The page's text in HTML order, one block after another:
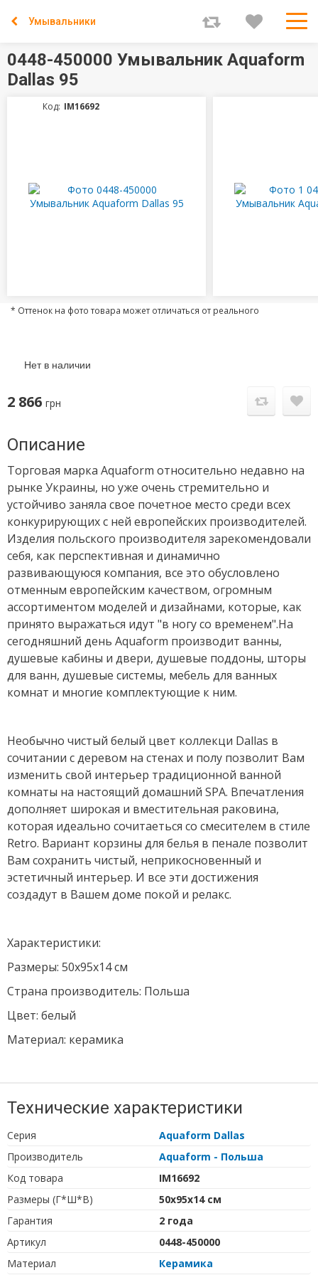
Умывальники
0448-450000 Умывальник Aquaform
Dallas 95
Код: IM16692
* Оттенок на фото товара может отличаться от реального
Нет в наличии
2 866 грн
Описание
Торговая марка Aquaform относительно недавно на
рынке Украины, но уже очень стремительно и
устойчиво заняла свое почетное место среди всех
конкурирующих с ней европейских производителей.
Изделия польского производителя зарекомендовали
себя, как перспективная и динамично
развивающуюся компания, все это обусловлено
отменным европейским качеством, огромным
ассортиментом моделей и дизайнами, которые, как
принято выражаться идут "в ногу со временем".На
сегодняшний день Aquaform производит ванны,
душевые кабины и двери, душевые поддоны, шторы
для ванн, душевые системы, мебель для ванных
комнат и многие комплектующие к ним.
Необычно чистый белый цвет коллекци Dallas в
сочитании с деревом на стенах и полу позволит Вам
изменить свой интерьер традиционной ванной
комнаты на настоящий домашний SPA. Впечатления
дополняет широкая и вместительная раковина,
которая идеально сочитаеться со смесителем в стиле
Retro. Вариант корзины для белья в пенале позволит
Вам сохранить чистый, неприкосновенный и
эстетичный интерьер. И все эти достижения
создадут в Вашем доме покой и релакс.
Характеристики:
Размеры: 50х95х14 см
Страна производитель: Польша
Цвет: белый
Материал: керамика
Технические характеристики
Серия
Aquaform Dallas
Производитель
Aquaform - Польша
Код товара
IM16692
Размеры (Г*Ш*В)
50х95х14 см
Гарантия
2 года
Артикул
0448-450000
Материал
Керамика